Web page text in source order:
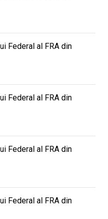
Federal al FRA din
Federal al FRA din
Federal al FRA din
Federal al FRA din